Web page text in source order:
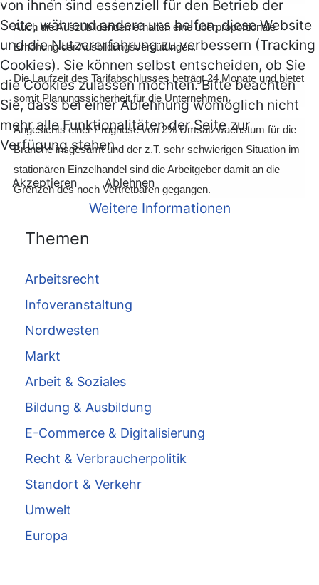
Auch die Auszubildenden erhalten eine überproportionale
Erhöhung der Ausbildungsvergütungen.
Die Laufzeit des Tarifabschlusses beträgt 24 Monate und bietet
somit Planungssicherheit für die Unternehmen.
Angesichts einer Prognose von 2% Umsatzwachstum für die
Branche insgesamt und der z.T. sehr schwierigen Situation im
stationären Einzelhandel sind die Arbeitgeber damit an die
Grenzen des noch Vertretbaren gegangen.
Themen
Arbeitsrecht
Infoveranstaltung
Nordwesten
Markt
Arbeit & Soziales
Bildung & Ausbildung
E-Commerce & Digitalisierung
Recht & Verbraucherpolitik
Standort & Verkehr
Umwelt
Europa
von ihnen sind essenziell für den Betrieb der
Seite, während andere uns helfen, diese Website
und die Nutzererfahrung zu verbessern (Tracking
Cookies). Sie können selbst entscheiden, ob Sie
die Cookies zulassen möchten. Bitte beachten
Sie, dass bei einer Ablehnung womöglich nicht
mehr alle Funktionalitäten der Seite zur
Verfügung stehen.
Akzeptieren Ablehnen
Weitere Informationen